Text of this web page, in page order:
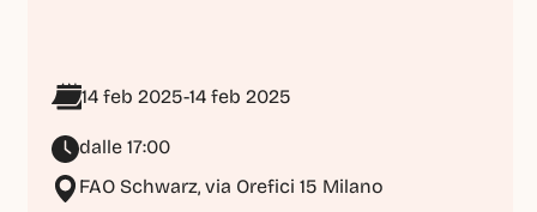
14 feb 2025-14 feb 2025
dalle 17:00
FAO Schwarz, via Orefici 15 Milano